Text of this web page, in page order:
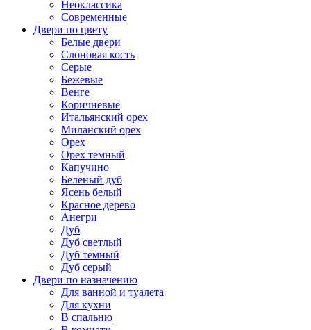
Неоклассика
Современные
Двери по цвету
Белые двери
Слоновая кость
Серые
Бежевые
Венге
Коричневые
Итальянский орех
Миланский орех
Орех
Орех темный
Капучино
Беленый дуб
Ясень белый
Красное дерево
Анегри
Дуб
Дуб светлый
Дуб темный
Дуб серый
Двери по назначению
Для ванной и туалета
Для кухни
В спальню